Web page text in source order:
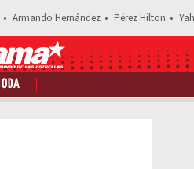
Armando Hernández Pérez Hilton
Comparte esta noticia